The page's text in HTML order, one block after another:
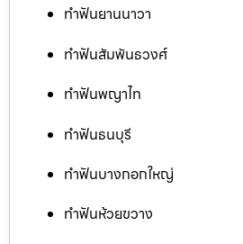
ทำฟันยานนาวา
ทำฟันสัมพันธวงศ์
ทำฟันพญาไท
ทำฟันธนบุรี
ทำฟันบางกอกใหญ่
ทำฟันห้วยขวาง